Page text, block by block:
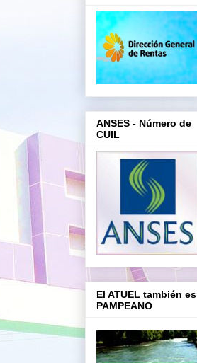
ANSES - Número de
CUIL
El ATUEL también es
PAMPEANO